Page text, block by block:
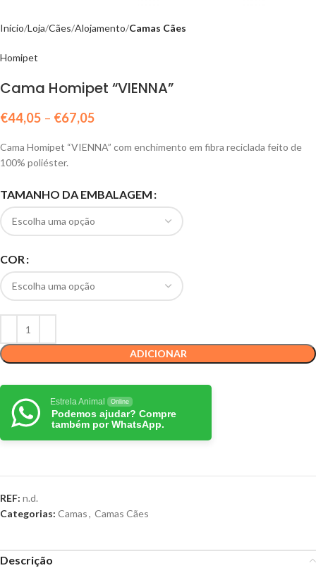
Início Loja Cães Alojamento Camas Cães
Homipet
Cama Homipet “VIENNA”
€44,05 – €67,05
Cama Homipet “VIENNA” com enchimento em fibra reciclada feito de
100% poliéster.
TAMANHO DA EMBALAGEM
COR
ADICIONAR
Estrela Animal Online
Podemos ajudar? Compre
também por WhatsApp.
REF: n.d.
Categorias: Camas, Camas Cães
Descrição